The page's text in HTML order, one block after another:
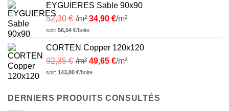
EYGUIERES Sable 90x90
52,30€ /m² 34,90 €/m²
soit: 56,54 €/boite
CORTEN Copper 120x120
92,35€ /m² 49,65 €/m²
soit: 143,00 €/boite
DERNIERS PRODUITS CONSULTÉS